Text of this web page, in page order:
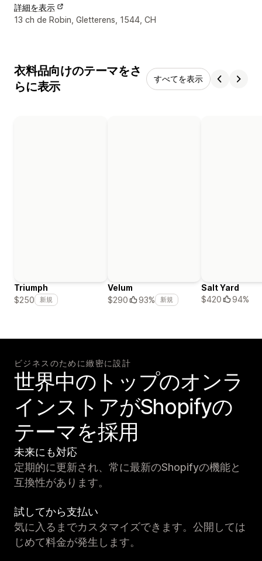
詳細を表示
デザイナーの連絡先情報
13 ch de Robin, Gletterens, 1544, CH
衣料品向けのテーマをさ
らに表示
すべてを表示
Triumph
$250
新規
Velum
$290
93% 新規
Salt Yard
$420
94%
ビジネスのために緻密に設計
世界中のトップのオンラ
インストアがShopifyの
テーマを採用
未来にも対応
定期的に更新され、常に最新のShopifyの機能と
互換性があります。
試してから支払い
気に入るまでカスタマイズできます。公開しては
じめて料金が発生します。